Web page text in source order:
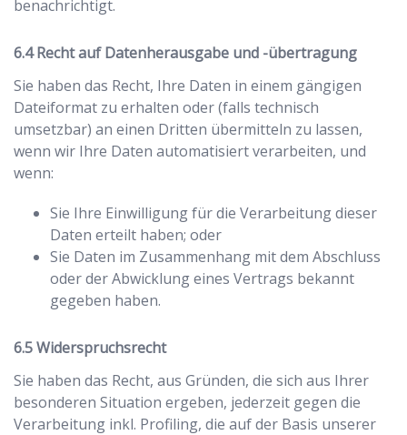
benachrichtigt.
Recht auf Datenherausgabe und -übertragung
Sie haben das Recht, Ihre Daten in einem gängigen
Dateiformat zu erhalten oder (falls technisch
umsetzbar) an einen Dritten übermitteln zu lassen,
wenn wir Ihre Daten automatisiert verarbeiten, und
wenn:
Sie Ihre Einwilligung für die Verarbeitung dieser
Daten erteilt haben; oder
Sie Daten im Zusammenhang mit dem Abschluss
oder der Abwicklung eines Vertrags bekannt
gegeben haben.
Widerspruchsrecht
Sie haben das Recht, aus Gründen, die sich aus Ihrer
besonderen Situation ergeben, jederzeit gegen die
Verarbeitung inkl. Profiling, die auf der Basis unserer